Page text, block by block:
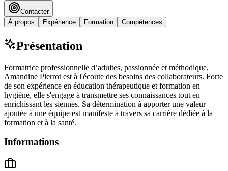
Contacter
À propos
Expérience Formation Compétences
Présentation
Formatrice professionnelle d’adultes, passionnée et méthodique,
Amandine Pierrot est à l'écoute des besoins des collaborateurs. Forte
de son expérience en éducation thérapeutique et formation en
hygiène, elle s'engage à transmettre ses connaissances tout en
enrichissant les siennes. Sa détermination à apporter une valeur
ajoutée à une équipe est manifeste à travers sa carrière dédiée à la
formation et à la santé.
Informations